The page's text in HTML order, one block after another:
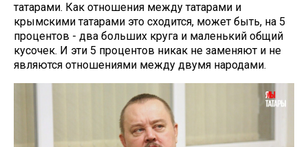
татарами. Как отношения между татарами и
крымскими татарами это сходится, может быть, на 5
процентов - два больших круга и маленький общий
кусочек. И эти 5 процентов никак не заменяют и не
являются отношениями между двумя народами.